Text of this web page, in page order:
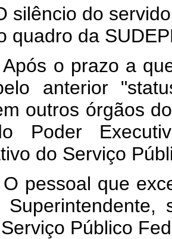
silêncio do
quadro da
Após o prazo a
anterior
outros órgãos
Poder
do Serviço
O pessoal que
Público